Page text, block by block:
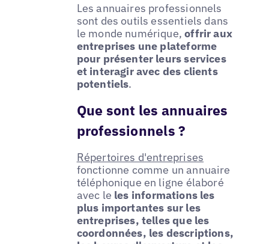
Les annuaires professionnels
sont des outils essentiels dans
le monde numérique,offrir aux
entreprises une plateforme
pour présenter leurs services
et interagir avec des clients
potentiels.
Que sont les annuaires
professionnels ?
Répertoires d'entreprises
fonctionne comme un annuaire
téléphonique en ligne élaboré
avec le les informations les
plus importantes sur les
entreprises, telles que les
coordonnées, les descriptions,